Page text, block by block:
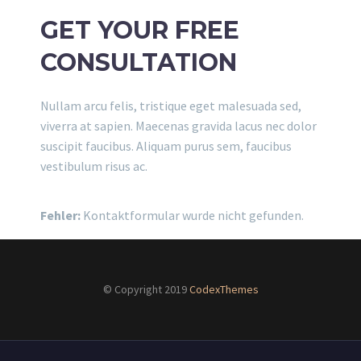
GET YOUR FREE
CONSULTATION
Nullam arcu felis, tristique eget malesuada sed,
viverra at sapien. Maecenas gravida lacus nec dolor
suscipit faucibus. Aliquam purus sem, faucibus
vestibulum risus ac.
Fehler: Kontaktformular wurde nicht gefunden.
© Copyright 2019CodexThemes